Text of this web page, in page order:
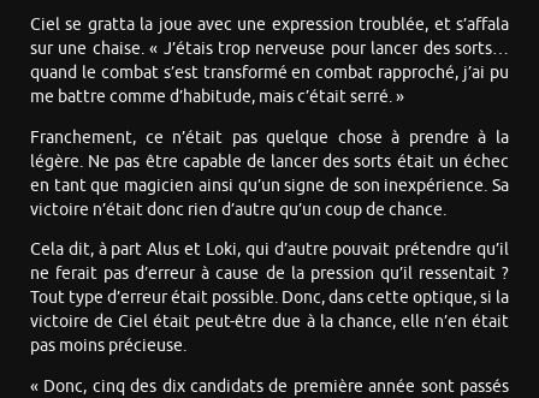
Ciel se gratta la joue avec une expression troublée, et s’affala
sur une chaise. « J’étais trop nerveuse pour lancer des sorts…
quand le combat s’est transformé en combat rapproché, j’ai pu
me battre comme d’habitude, mais c’était serré. »
Franchement, ce n’était pas quelque chose à prendre à la
légère. Ne pas être capable de lancer des sorts était un échec
en tant que magicien ainsi qu’un signe de son inexpérience. Sa
victoire n’était donc rien d’autre qu’un coup de chance.
Cela dit, à part Alus et Loki, qui d’autre pouvait prétendre qu’il
ne ferait pas d’erreur à cause de la pression qu’il ressentait ?
Tout type d’erreur était possible. Donc, dans cette optique, si la
victoire de Ciel était peut-être due à la chance, elle n’en était
pas moins précieuse.
« Donc, cinq des dix candidats de première année sont passés